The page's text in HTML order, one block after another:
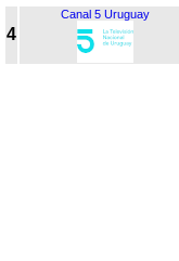
4
Canal 5 Uruguay